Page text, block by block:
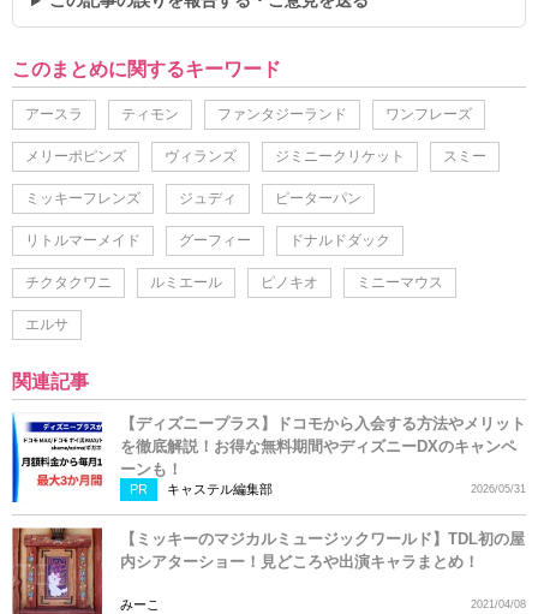
このまとめに関するキーワード
アースラ ティモン ファンタジーランド ワンフレーズ
メリーポピンズ ヴィランズ ジミニークリケット スミー
ミッキーフレンズ ジュディ ピーターパン
リトルマーメイド グーフィー ドナルドダック
チクタクワニ ルミエール ピノキオ ミニーマウス
エルサ
関連記事
【ディズニープラス】ドコモから入会する方法やメリット
を徹底解説！お得な無料期間やディズニーDXのキャンペ
ーンも！
PR キャステル編集部 2026/05/31
【ミッキーのマジカルミュージックワールド】TDL初の屋
内シアターショー！見どころや出演キャラまとめ！
みーこ 2021/04/08